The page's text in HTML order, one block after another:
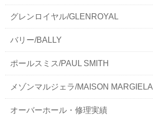
グレンロイヤル/GLENROYAL
バリー/BALLY
ポールスミス/PAUL SMITH
メゾンマルジェラ/MAISON MARGIELA
オーバーホール・修理実績